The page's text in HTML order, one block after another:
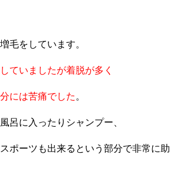
毛をしています。
ていましたが着脱が多く
には苦痛でした 。
呂に入ったりシャンプー、
ポーツも出来るという部分で非常に助